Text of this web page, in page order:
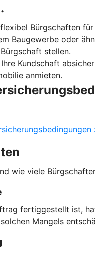
Bürgschaften
Baugewerbe oder
stellen.
Kundschaft
anmieten.
wie viele
fertiggestellt ist,
solchen Mangels